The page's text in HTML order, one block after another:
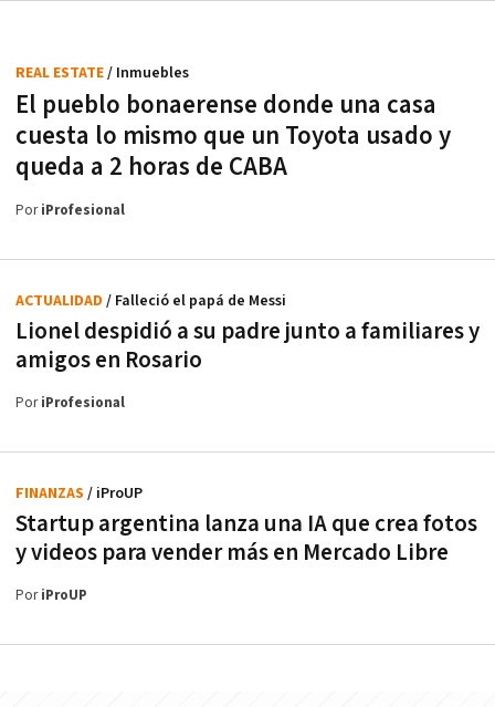
El pueblo bonaerense donde una casa
cuesta lo mismo que un Toyota usado y
queda a 2 horas de CABA
REAL ESTATE/ Inmuebles
PoriProfesional
Lionel despidió a su padre junto a familiares y
amigos en Rosario
ACTUALIDAD / Falleció el papá de Messi
PoriProfesional
Startup argentina lanza una IA que crea fotos
y videos para vender más en Mercado Libre
FINANZAS / iProUP
PoriProUP